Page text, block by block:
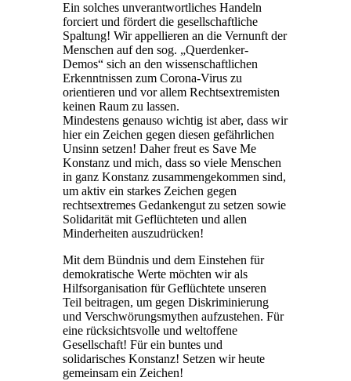
Ein solches unverantwortliches Handeln
forciert und fördert die gesellschaftliche
Spaltung! Wir appellieren an die Vernunft der
Menschen auf den sog. „Querdenker-
Demos“ sich an den wissenschaftlichen
Erkenntnissen zum Corona-Virus zu
orientieren und vor allem Rechtsextremisten
keinen Raum zu lassen.
Mindestens genauso wichtig ist aber, dass wir
hier ein Zeichen gegen diesen gefährlichen
Unsinn setzen! Daher freut es Save Me
Konstanz und mich, dass so viele Menschen
in ganz Konstanz zusammengekommen sind,
um aktiv ein starkes Zeichen gegen
rechtsextremes Gedankengut zu setzen sowie
Solidarität mit Geflüchteten und allen
Minderheiten auszudrücken!
Mit dem Bündnis und dem Einstehen für
demokratische Werte möchten wir als
Hilfsorganisation für Geflüchtete unseren
Teil beitragen, um gegen Diskriminierung
und Verschwörungsmythen aufzustehen. Für
eine rücksichtsvolle und weltoffene
Gesellschaft! Für ein buntes und
solidarisches Konstanz! Setzen wir heute
gemeinsam ein Zeichen!